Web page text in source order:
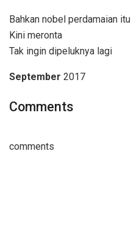
Bahkan nobel perdamaian itu
Kini meronta
Tak ingin dipeluknya lagi
September 2017
Comments
comments